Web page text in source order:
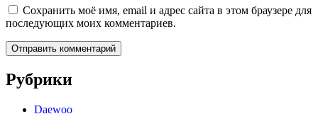
Сохранить моё имя, email и адрес сайта в этом браузере для
последующих моих комментариев.
Рубрики
Daewoo